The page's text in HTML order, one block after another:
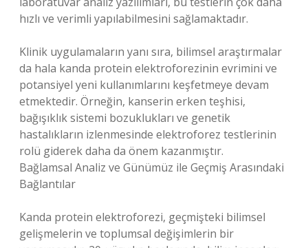
hızlı ve verimli yapılabilmesini sağlamaktadır.
Klinik uygulamaların yanı sıra, bilimsel araştırmalar
da hala kanda protein elektroforezinin evrimini ve
potansiyel yeni kullanımlarını keşfetmeye devam
etmektedir. Örneğin, kanserin erken teşhisi,
bağışıklık sistemi bozuklukları ve genetik
hastalıkların izlenmesinde elektroforez testlerinin
rolü giderek daha da önem kazanmıştır.
Bağlamsal Analiz ve Günümüz ile Geçmiş Arasındaki
Bağlantılar
Kanda protein elektroforezi, geçmişteki bilimsel
gelişmelerin ve toplumsal değişimlerin bir